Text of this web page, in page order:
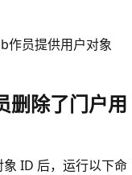
作员提供用户对象
除了门户用
ID 后，运行以下命